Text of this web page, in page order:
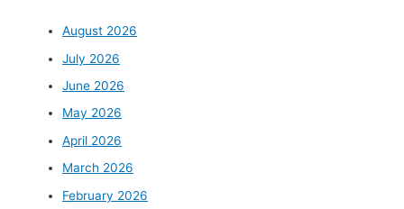
August 2026
July 2026
June 2026
May 2026
April 2026
March 2026
February 2026